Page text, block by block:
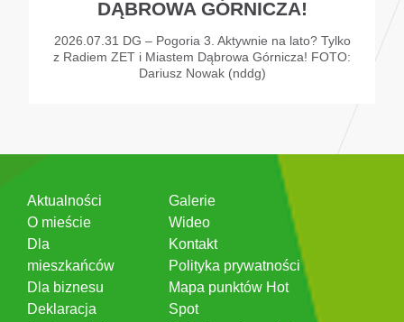
DĄBROWA GÓRNICZA!
2026.07.31 DG – Pogoria 3. Aktywnie na lato? Tylko
z Radiem ZET i Miastem Dąbrowa Górnicza! FOTO:
Dariusz Nowak (nddg)
Aktualności
O mieście
Dla
mieszkańców
Dla biznesu
Deklaracja
Galerie
Wideo
Kontakt
Polityka prywatności
Mapa punktów Hot
Spot